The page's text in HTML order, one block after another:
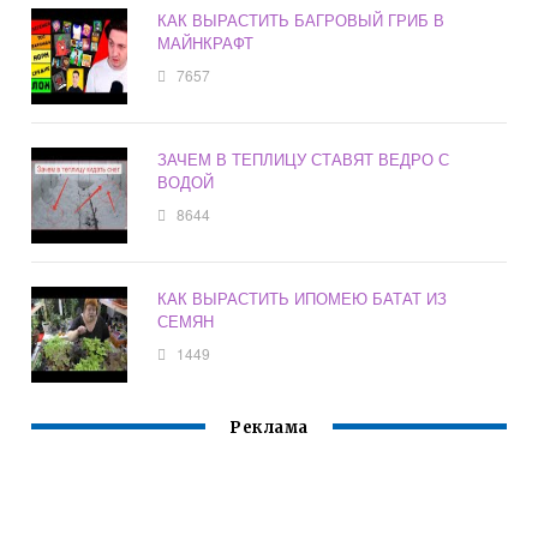
КАК ВЫРАСТИТЬ БАГРОВЫЙ ГРИБ В
МАЙНКРАФТ
7657
ЗАЧЕМ В ТЕПЛИЦУ СТАВЯТ ВЕДРО С
ВОДОЙ
8644
КАК ВЫРАСТИТЬ ИПОМЕЮ БАТАТ ИЗ
СЕМЯН
1449
Реклама